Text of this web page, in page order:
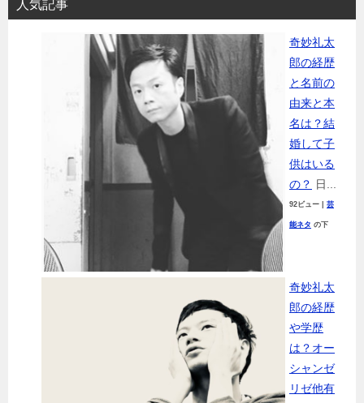
人気記事
奇妙礼太
郎の経歴
と名前の
由来と本
名は？結
婚して子
供はいる
の？ 日...
92ビュー 芸
能ネタ の下
奇妙礼太
郎の経歴
や学歴
は？オー
シャンゼ
リゼ他有